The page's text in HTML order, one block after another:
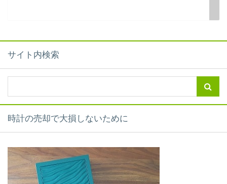
サイト内検索
時計の売却で大損しないために